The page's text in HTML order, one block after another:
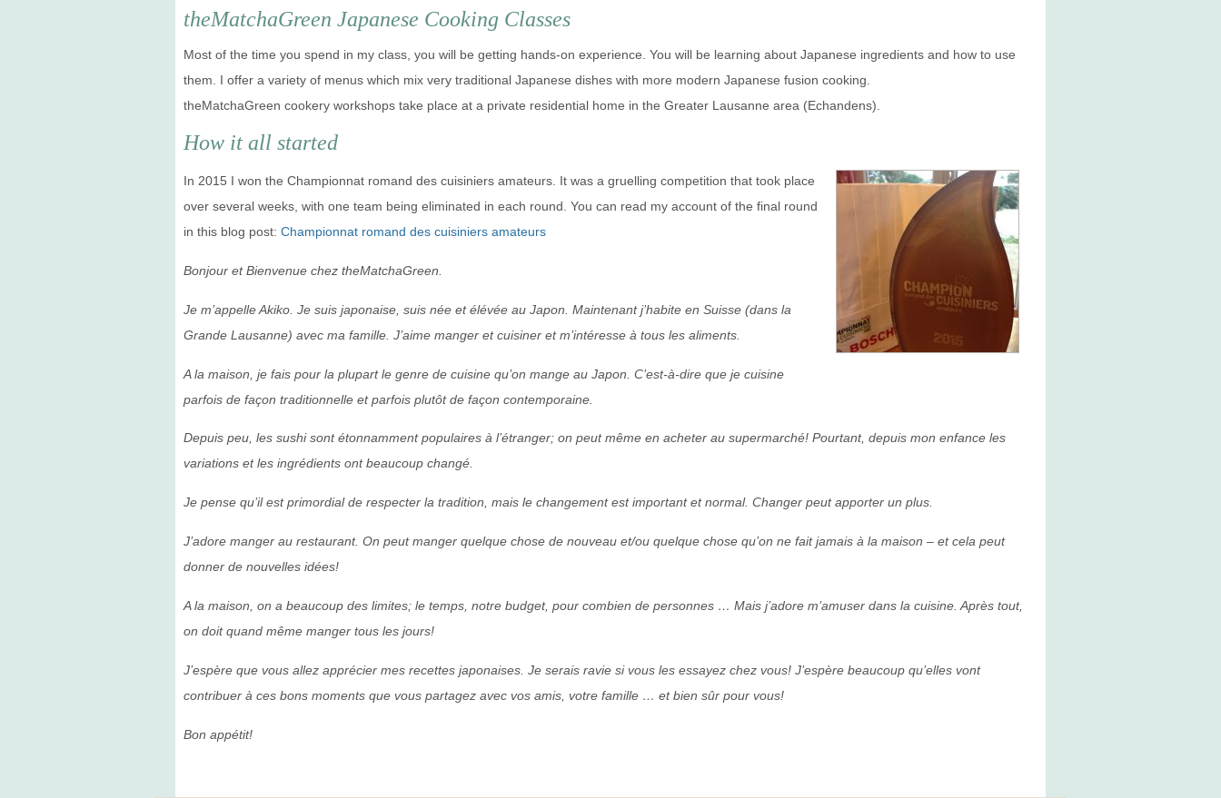
theMatchaGreen Japanese Cooking Classes
Most of the time you spend in my class, you will be getting hands-on experience. You will be learning about Japanese ingredients and how to use
them. I offer a variety of menus which mix very traditional Japanese dishes with more modern Japanese fusion cooking.
theMatchaGreen cookery workshops take place at a private residential home in the Greater Lausanne area (Echandens).
How it all started
In 2015 I won the Championnat romand des cuisiniers amateurs. It was a gruelling competition that took place
over several weeks, with one team being eliminated in each round. You can read my account of the final round
in this blog post: Championnat romand des cuisiniers amateurs
Bonjour et Bienvenue chez theMatchaGreen.
Je m’appelle Akiko. Je suis japonaise, suis née et élévée au Japon. Maintenant j’habite en Suisse (dans la
Grande Lausanne) avec ma famille. J’aime manger et cuisiner et m’intéresse à tous les aliments.
A la maison, je fais pour la plupart le genre de cuisine qu’on mange au Japon. C’est-à-dire que je cuisine
parfois de façon traditionnelle et parfois plutôt de façon contemporaine.
Depuis peu, les sushi sont étonnamment populaires à l’étranger; on peut même en acheter au supermarché! Pourtant, depuis mon enfance les
variations et les ingrédients ont beaucoup changé.
Je pense qu’il est primordial de respecter la tradition, mais le changement est important et normal. Changer peut apporter un plus.
J’adore manger au restaurant. On peut manger quelque chose de nouveau et/ou quelque chose qu’on ne fait jamais à la maison – et cela peut
donner de nouvelles idées!
A la maison, on a beaucoup des limites; le temps, notre budget, pour combien de personnes … Mais j’adore m’amuser dans la cuisine. Après tout,
on doit quand même manger tous les jours!
J’espère que vous allez apprécier mes recettes japonaises. Je serais ravie si vous les essayez chez vous! J’espère beaucoup qu’elles vont
contribuer à ces bons moments que vous partagez avec vos amis, votre famille … et bien sûr pour vous!
Bon appétit!